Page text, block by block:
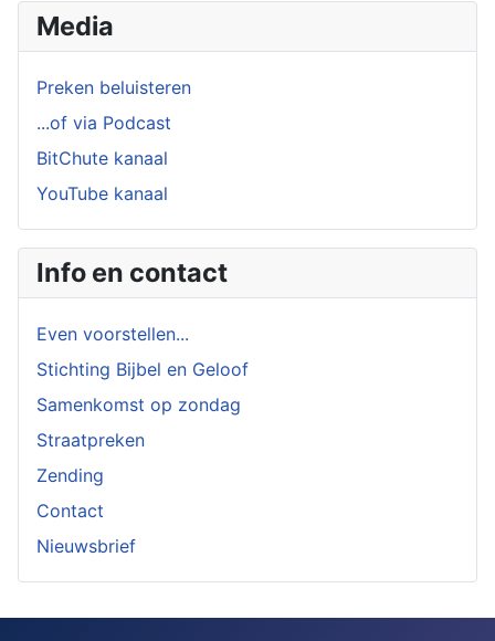
Media
Preken beluisteren
...of via Podcast
BitChute kanaal
YouTube kanaal
Info en contact
Even voorstellen...
Stichting Bijbel en Geloof
Samenkomst op zondag
Straatpreken
Zending
Contact
Nieuwsbrief